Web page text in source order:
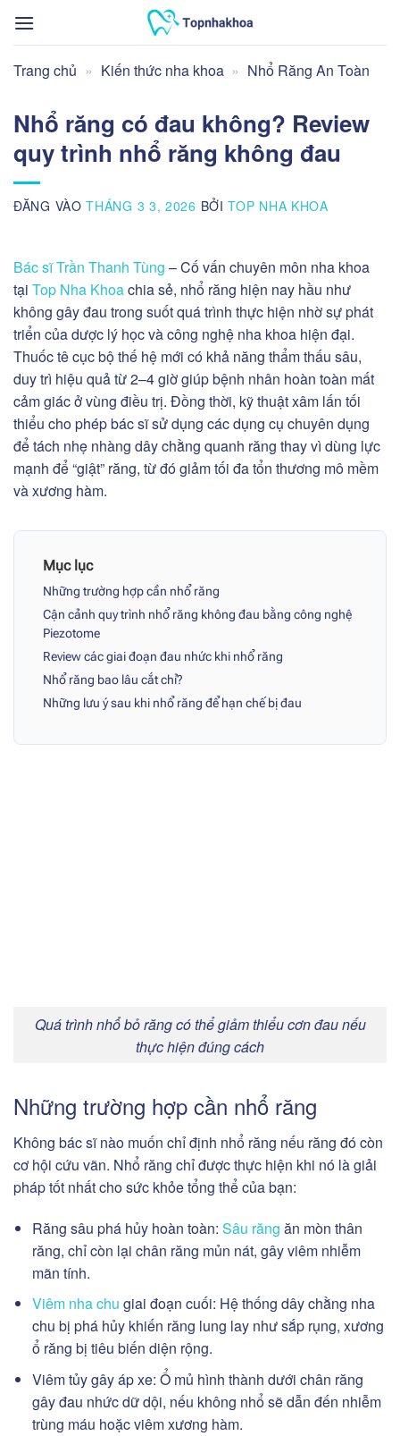
qua
dung
Trang chủ » Kiến thức nha khoa » Nhổ Răng An Toàn
Nhổ răng có đau không? Review
quy trình nhổ răng không đau
ĐĂNG VÀOTHÁNG 3 3, 2026 BỞITOP NHA KHOA
Bác sĩ Trần Thanh Tùng – Cố vấn chuyên môn nha khoa
tại Top Nha Khoachia sẻ, nhổ răng hiện nay hầu như
không gây đau trong suốt quá trình thực hiện nhờ sự phát
triển của dược lý học và công nghệ nha khoa hiện đại.
Thuốc tê cục bộ thế hệ mới có khả năng thẩm thấu sâu,
duy trì hiệu quả từ 2–4 giờ giúp bệnh nhân hoàn toàn mất
cảm giác ở vùng điều trị. Đồng thời, kỹ thuật xâm lấn tối
thiểu cho phép bác sĩ sử dụng các dụng cụ chuyên dụng
để tách nhẹ nhàng dây chằng quanh răng thay vì dùng lực
mạnh để “giật” răng, từ đó giảm tối đa tổn thương mô mềm
và xương hàm.
Mục lục
Những trường hợp cần nhổ răng
Cận cảnh quy trình nhổ răng không đau bằng công nghệ
Piezotome
Review các giai đoạn đau nhức khi nhổ răng
Nhổ răng bao lâu cắt chỉ?
Những lưu ý sau khi nhổ răng để hạn chế bị đau
Quá trình nhổ bỏ răng có thể giảm thiểu cơn đau nếu
thực hiện đúng cách
Những trường hợp cần nhổ răng
Không bác sĩ nào muốn chỉ định nhổ răng nếu răng đó còn
cơ hội cứu vãn. Nhổ răng chỉ được thực hiện khi nó là giải
pháp tốt nhất cho sức khỏe tổng thể của bạn:
Răng sâu phá hủy hoàn toàn: Sâu răng ăn mòn thân
răng, chỉ còn lại chân răng mủn nát, gây viêm nhiễm
mãn tính.
Viêm nha chu giai đoạn cuối: Hệ thống dây chằng nha
chu bị phá hủy khiến răng lung lay như sắp rụng, xương
ổ răng bị tiêu biến diện rộng.
Viêm tủy gây áp xe: Ổ mủ hình thành dưới chân răng
gây đau nhức dữ dội, nếu không nhổ sẽ dẫn đến nhiễm
trùng máu hoặc viêm xương hàm.